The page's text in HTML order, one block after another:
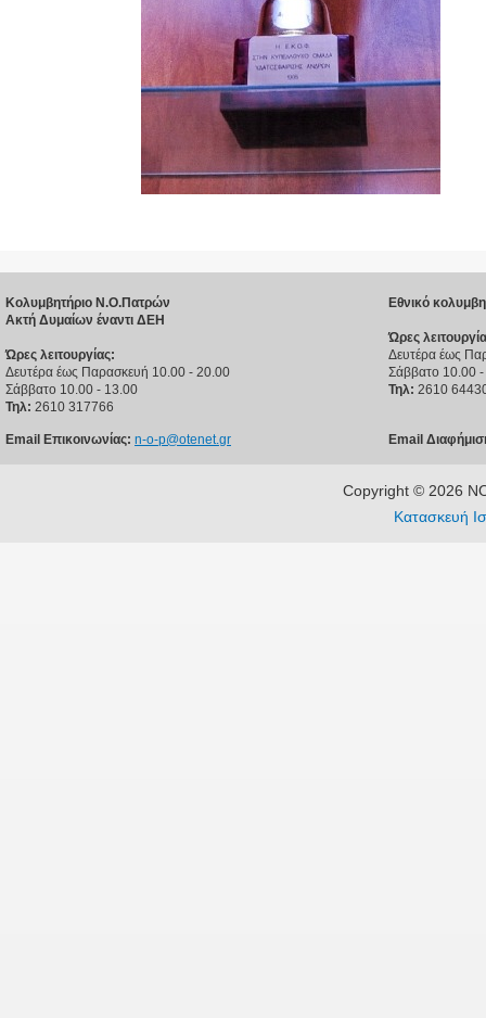
Κολυμβητήριο Ν.Ο.Πατρών
Ακτή Δυμαίων έναντι ΔΕΗ
Ώρες λειτουργίας:
Δευτέρα έως Παρασκευή 10.00 - 20.00
Σάββατο 10.00 - 13.00
Τηλ: 2610 317766
Email Επικοινωνίας: n-o-p@otenet.gr
Εθνικό
Ώρες
Δευτέρα έως
Σάββατο 10.00
Τηλ: 2610
Email
Copyright © 2026
Κατασκευή